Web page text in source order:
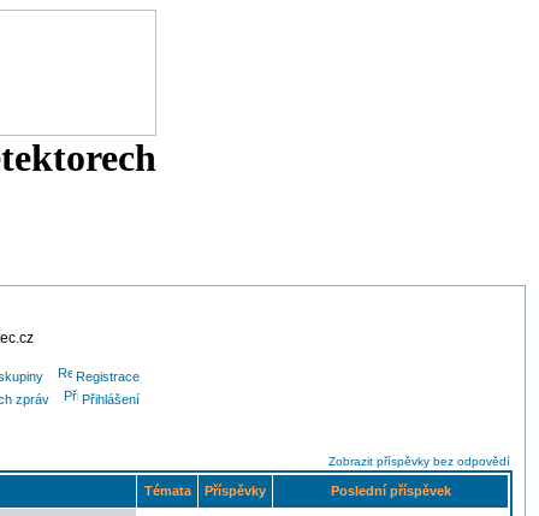
Registrace
zpráv Přihlášení
Zobrazit příspěvky bez odpovědí
Témata Příspěvky Poslední příspěvek